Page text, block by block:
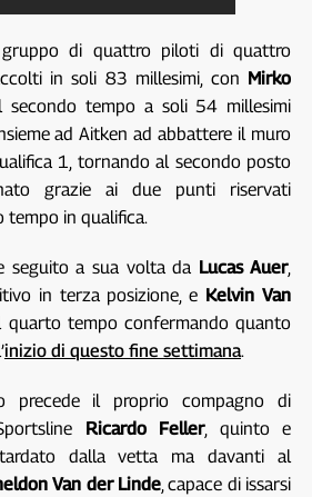
di quattro piloti di quattro
in soli 83 millesimi, con Mirko
tempo a soli 54 millesimi
ad Aitken ad abbattere il muro
1, tornando al secondo posto
grazie ai due punti riservati
tempo in qualifica.
seguito a sua volta da Lucas Auer,
in terza posizione, e Kelvin Van
quarto tempo confermando quanto
inizio di questo fine settimana.
precede il proprio compagno di
Ricardo Feller, quinto e
dalla vetta ma davanti al
Van der Linde, capace di issarsi